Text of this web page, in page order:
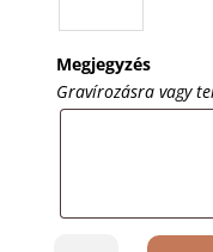
Megjegyzés
Gravírozásra vagy